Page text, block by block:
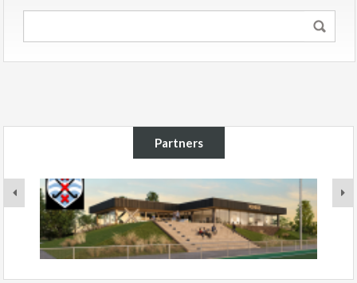
Partners